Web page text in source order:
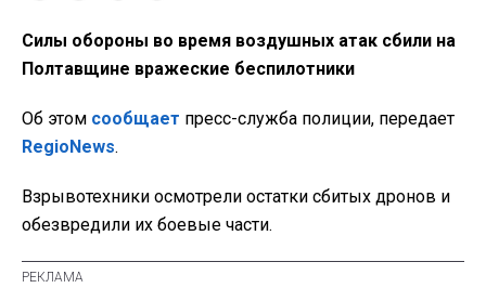
Силы обороны во время воздушных атак сбили на
Полтавщине вражеские беспилотники
Об этом сообщает пресс-служба полиции, передает
RegioNews.
Взрывотехники осмотрели остатки сбитых дронов и
обезвредили их боевые части.